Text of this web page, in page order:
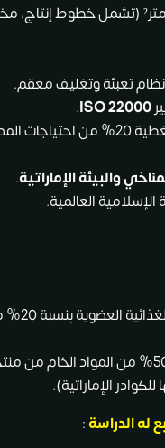
15,000 متر² (تشمل خطوط
تعبئة وتغليف معقم.
ISO 22000
.
والبيئة الإماراتية.
الإسلامية العالمية.
تقليل
له الدراسة: